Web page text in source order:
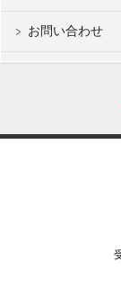
お問い合わせ